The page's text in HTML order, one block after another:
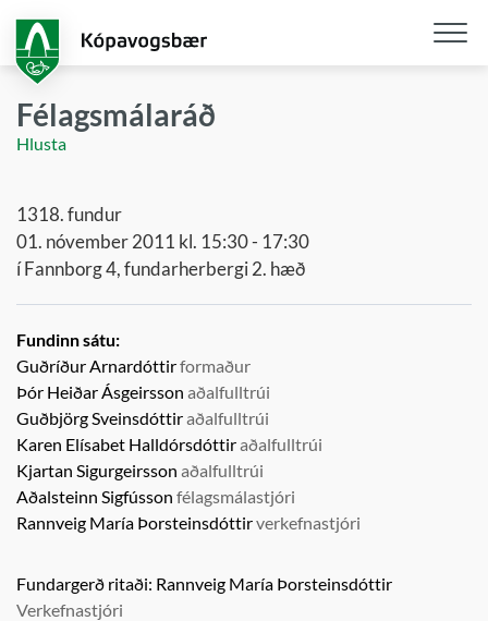
aðalefni
Félagsmálaráð
Hlusta
1318. fundur
01. nóvember 2011 kl. 15:30 - 17:30
í Fannborg 4, fundarherbergi 2. hæð
Fundinn sátu:
Guðríður Arnardóttirformaður
Þór Heiðar Ásgeirsson aðalfulltrúi
Guðbjörg Sveinsdóttiraðalfulltrúi
Karen Elísabet Halldórsdóttiraðalfulltrúi
Kjartan Sigurgeirsson aðalfulltrúi
Aðalsteinn Sigfússon félagsmálastjóri
Rannveig María Þorsteinsdóttirverkefnastjóri
Fundargerð ritaði: Rannveig María Þorsteinsdóttir
Verkefnastjóri
Opna